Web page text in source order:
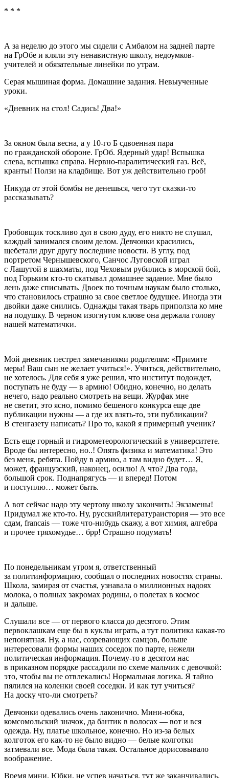
* * *
А за неделю до этого мы сидели с Амбалом на задней парте
на ГрОбе и кляли эту ненавистную школу, недоумков-
учителей и обязательные линейки по утрам.
Серая мышиная форма. Домашние задания. Невыученные
уроки.
«Дневник на стол! Садись! Два!»
За окном была весна, а у 10-го Б сдвоенная пара
по гражданской обороне. ГрОб. Ядерный удар! Вспышка
слева, вспышка справа. Нервно-паралитический газ. Всё,
кранты! Ползи на кладбище. Вот уж действительно гроб!
Никуда от этой бомбы не денешься, чего тут сказки-то
рассказывать?
Гробовщик тоскливо дул в свою дуду, его никто не слушал,
каждый занимался своим делом. Девчонки красились,
щебетали друг другу последние новости. В углу, под
портретом Чернышевского, Санчос Луговской играл
с Лашутой в шахматы, под Чеховым рубились в морской бой,
под Горьким кто-то скатывал домашнее задание. Мне было
лень даже списывать. Двоек по точным наукам было столько,
что становилось страшно за свое светлое будущее. Иногда эти
двойки даже снились. Однажды такая тварь приползла ко мне
на подушку. В черном изогнутом клюве она держала голову
нашей математички.
Мой дневник пестрел замечаниями родителям: «Примите
меры! Ваш сын не желает учиться!». Учиться, действительно,
не хотелось. Для себя я уже решил, что институт подождет,
поступать не буду — в армию! Обидно, конечно, но делать
нечего, надо реально смотреть на вещи. Журфак мне
не светит, это ясно, помимо бешеного конкурса еще две
публикации нужны — а где их взять-то, эти публикации?
В стенгазету написать? Про то, какой я примерный ученик?
Есть еще горный и гидрометеорологический в университете.
Вроде бы интересно, но..! Опять физика и математика! Это
без меня, ребята. Пойду в армию, а там видно будет… Я,
может, французский, наконец, осилю! А что? Два года,
большой срок. Поднапрягусь — и вперед! Потом
и поступлю… может быть.
А вот сейчас надо эту чертову школу закончить! Экзамены!
Придумал же кто-то. Ну, русскийлитератураистория — это все
сдам, francais — тоже что-нибудь скажу, а вот химия, алгебра
и прочее тряхомудье… брр! Страшно подумать!
По понедельникам утром я, ответственный
за политинформацию, сообщал о последних новостях страны.
Школа, замирая от счастья, узнавала о миллионных надоях
молока, о полных закромах родины, о полетах в космос
и дальше.
Слушали все — от первого класса до десятого. Этим
первоклашкам еще бы в куклы играть, а тут политика какая-то
непонятная. Ну, а нас, созревающих самцов, больше
интересовали формы наших соседок по парте, нежели
политическая информация. Почему-то в десятом нас
в приказном порядке рассадили по схеме мальчик с девочкой:
это, чтобы вы не отвлекались! Нормальная логика. Я тайно
пялился на коленки своей соседки. И как тут учиться?
На доску что-ли смотреть?
Девчонки одевались очень лаконично. Мини-юбка,
комсомольский значок, да бантик в волосах — вот и вся
одежда. Ну, платье школьное, конечно. Но из-за белых
колготок его как-то не было видно — белые колготки
затмевали все. Мода была такая. Остальное дорисовывало
воображение.
Время мини. Юбки, не успев начаться, тут же заканчивались.